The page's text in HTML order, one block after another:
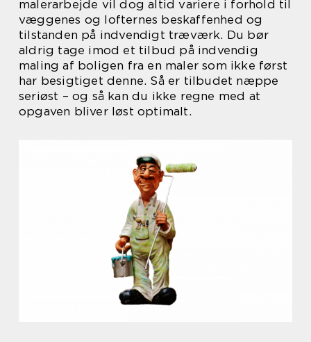
malerarbejde vil dog altid variere i forhold til
væggenes og lofternes beskaffenhed og
tilstanden på indvendigt træværk. Du bør
aldrig tage imod et tilbud på indvendig
maling af boligen fra en maler som ikke først
har besigtiget denne. Så er tilbudet næppe
seriøst – og så kan du ikke regne med at
opgaven bliver løst optimalt.